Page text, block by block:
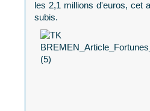
les 2,1 millions d'euros, cet
subis.